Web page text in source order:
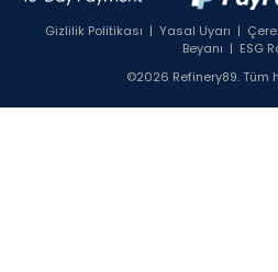
Gizlilik Politikası | Yasal Uyarı |
Beyanı | ESG
©2026 Refinery89. Tüm